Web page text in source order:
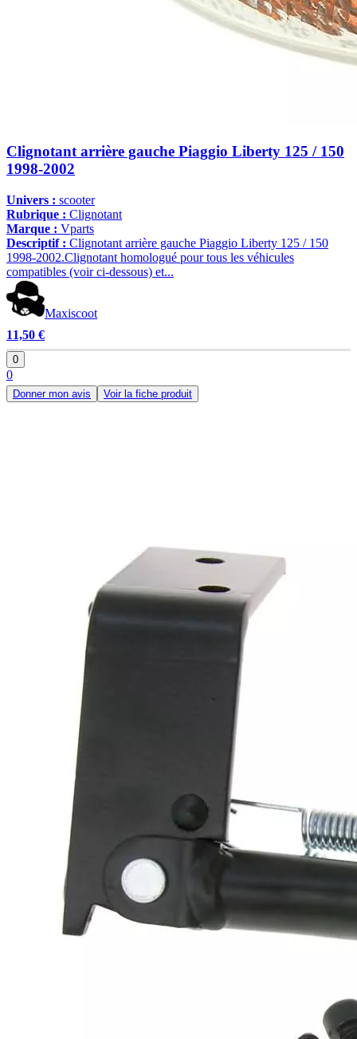
Clignotant arrière gauche Piaggio Liberty 125 / 150
1998-2002
Univers : scooter
Rubrique : Clignotant
Marque : Vparts
Descriptif : Clignotant arrière gauche Piaggio Liberty 125 / 150
1998-2002.Clignotant homologué pour tous les véhicules
compatibles (voir ci-dessous) et...
Maxiscoot
11,50 €
0
0
Donner mon avis Voir la fiche produit